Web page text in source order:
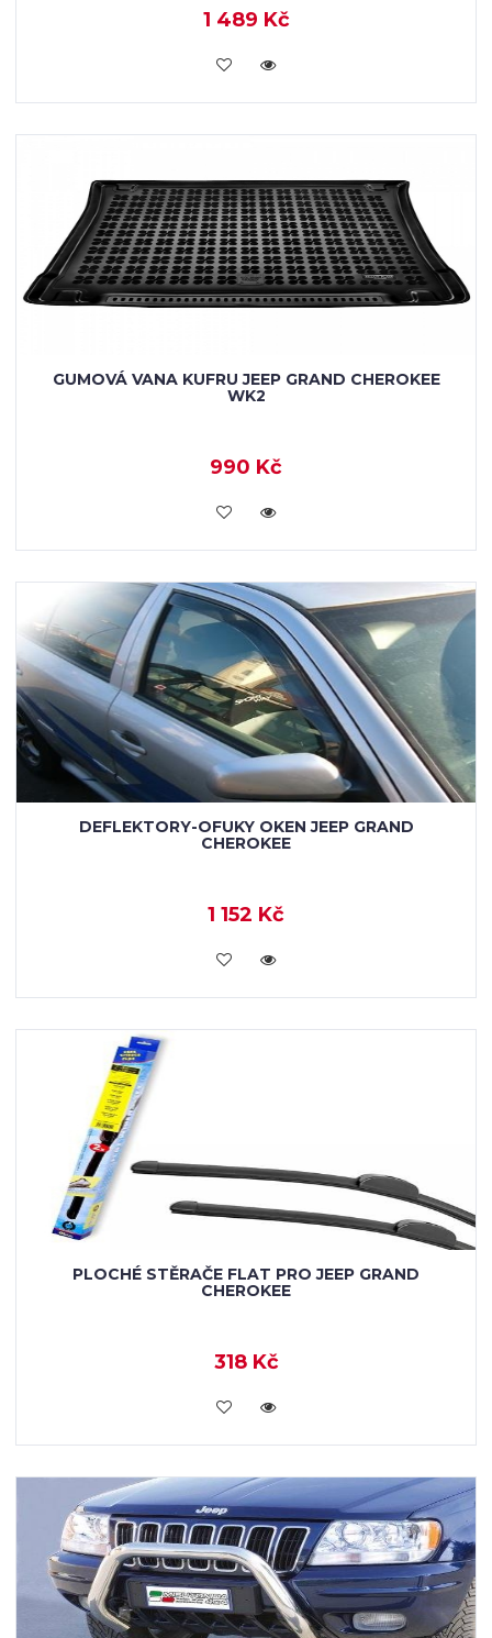
1 489 Kč
KOUPIT
GUMOVÁ VANA KUFRU JEEP GRAND CHEROKEE
WK2
990 Kč
KOUPIT
DEFLEKTORY-OFUKY OKEN JEEP GRAND
CHEROKEE
1 152 Kč
KOUPIT
PLOCHÉ STĚRAČE FLAT PRO JEEP GRAND
CHEROKEE
318 Kč
KOUPIT